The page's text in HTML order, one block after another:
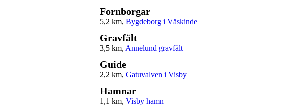
Fornborgar
5,2 km, Bygdeborg i Väskinde
Gravfält
3,5 km, Annelund gravfält
Guide
2,2 km, Gatuvalven i Visby
Hamnar
1,1 km, Visby hamn